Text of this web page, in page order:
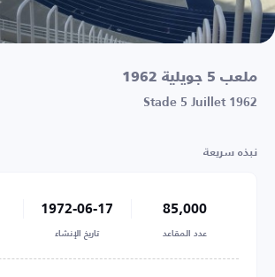
ملعب 5 جويلية 1962
Stade 5 Juillet 1962
نبذه سريعة
85,000
عدد المقاعد
1972-06-17
تاريخ الإنشاء